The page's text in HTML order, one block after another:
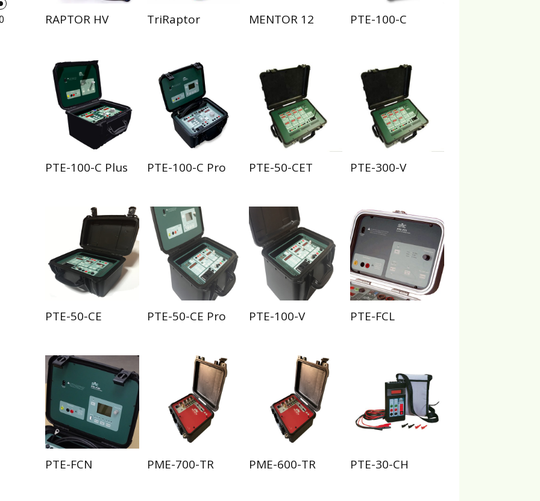
RAPTOR HV TriRaptor MENTOR 12 PTE-100-C
PTE-100-C Plus PTE-100-C Pro PTE-50-CET PTE-300-V
PTE-50-CE PTE-50-CE Pro PTE-100-V PTE-FCL
PTE-FCN PME-700-TR PME-600-TR PTE-30-CH